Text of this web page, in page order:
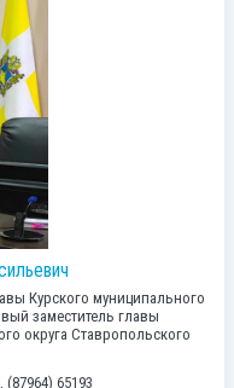
Курского муниципального
заместитель главы
округа Ставропольского
65193